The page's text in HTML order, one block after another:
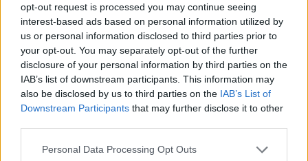
opt-out request is processed you may continue seeing
interest-based ads based on personal information utilized by
us or personal information disclosed to third parties prior to
your opt-out. You may separately opt-out of the further
disclosure of your personal information by third parties on the
IAB’s list of downstream participants. This information may
also be disclosed by us to third parties on the IAB’s List of
Downstream Participants that may further disclose it to other
Personal Data Processing Opt Outs